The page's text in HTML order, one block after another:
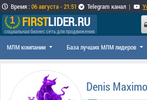
Время:06 августа - 21:51 Telegram канал |
FIRSTLIDER.RU
социальная бизнес сеть для продвижения
МЛМ компании База лучших МЛМ лидеров
Denis